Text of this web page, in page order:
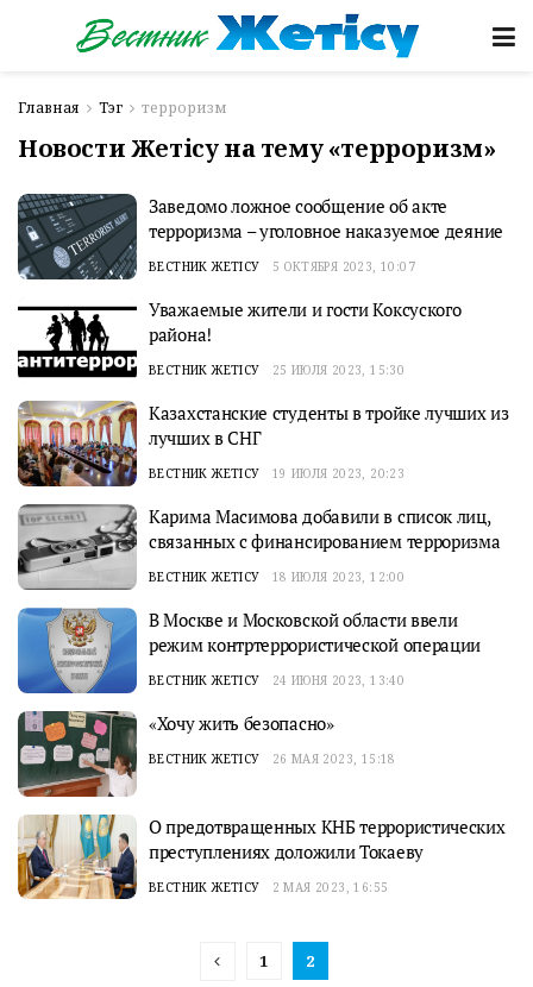
Главная Тэг терроризм
Новости Жетісу на тему «терроризм»
Заведомо ложное сообщение об акте
терроризма – уголовное наказуемое деяние
ВЕСТНИК ЖЕТІСУ 5 ОКТЯБРЯ 2023, 10:07
Уважаемые жители и гости Коксуского
района!
ВЕСТНИК ЖЕТІСУ 25 ИЮЛЯ 2023, 15:30
Казахстанские студенты в тройке лучших из
лучших в СНГ
ВЕСТНИК ЖЕТІСУ 19 ИЮЛЯ 2023, 20:23
Карима Масимова добавили в список лиц,
связанных с финансированием терроризма
ВЕСТНИК ЖЕТІСУ 18 ИЮЛЯ 2023, 12:00
В Москве и Московской области ввели
режим контртеррористической операции
ВЕСТНИК ЖЕТІСУ 24 ИЮНЯ 2023, 13:40
«Хочу жить безопасно»
ВЕСТНИК ЖЕТІСУ 26 МАЯ 2023, 15:18
О предотвращенных КНБ террористических
преступлениях доложили Токаеву
ВЕСТНИК ЖЕТІСУ 2 МАЯ 2023, 16:55
1 2